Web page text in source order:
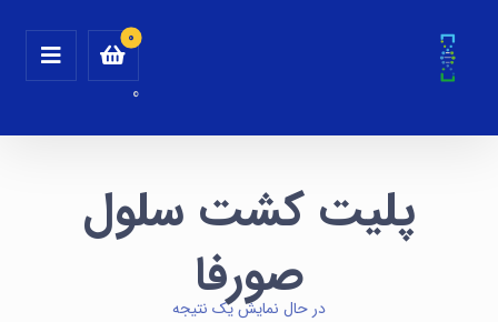
0
پلیت کشت سلول
صورفا
در حال نمایش یک نتیجه